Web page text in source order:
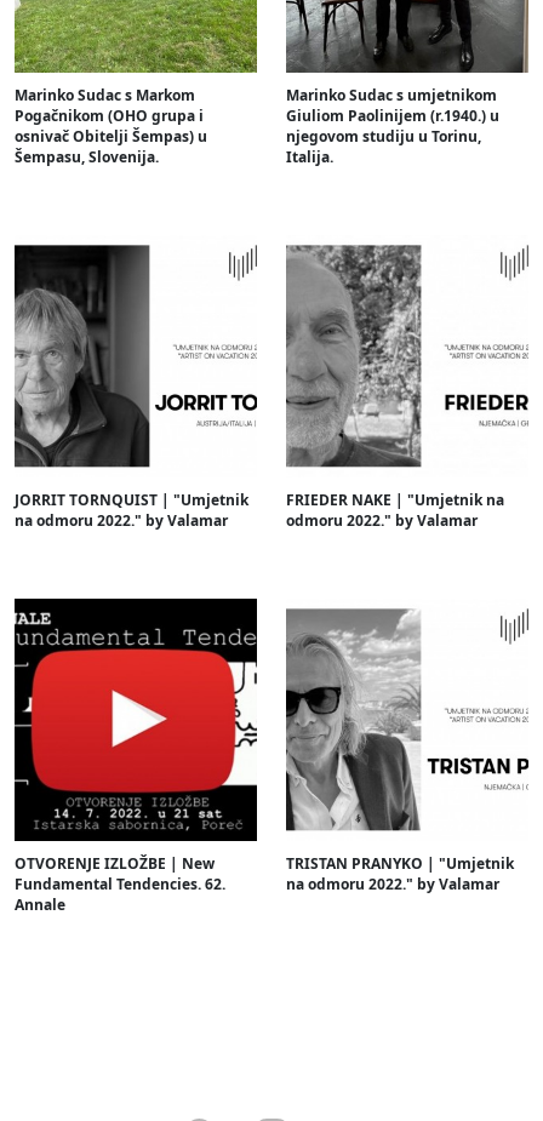
Marinko Sudac s Markom
Pogačnikom (OHO grupa i
osnivač Obitelji Šempas) u
Šempasu, Slovenija.
Marinko Sudac s umjetnikom
Giuliom Paolinijem (r.1940.) u
njegovom studiju u Torinu,
Italija.
JORRIT TORNQUIST | "Umjetnik
na odmoru 2022." by Valamar
FRIEDER NAKE | "Umjetnik na
odmoru 2022." by Valamar
OTVORENJE IZLOŽBE | New
Fundamental Tendencies. 62.
Annale
TRISTAN PRANYKO | "Umjetnik
na odmoru 2022." by Valamar